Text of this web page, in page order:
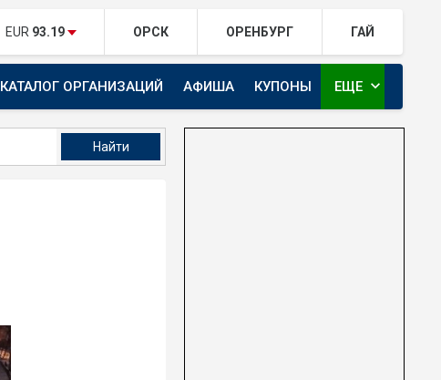
EUR 93.19 ОРСК ОРЕНБУРГ ГАЙ
КАТАЛОГ ОРГАНИЗАЦИЙ АФИША КУПОНЫ
ТЕЛЕКАНАЛ ЕВРАЗИЯ
ЕЩЕ expand_more